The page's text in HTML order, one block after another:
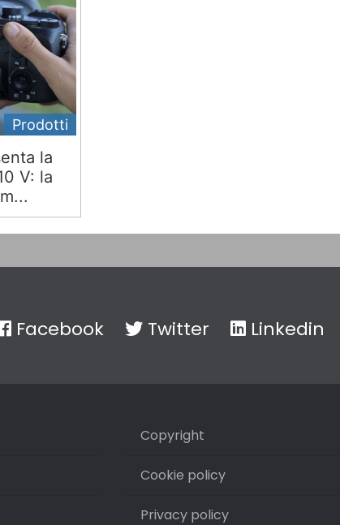
Prodotti
la
V: la
Facebook Twitter Linkedin
Copyright
Cookie policy
Privacy policy